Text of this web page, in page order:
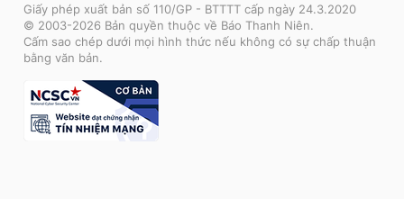
Giấy phép xuất bản số 110/GP - BTTTT cấp ngày 24.3.2020
© 2003-2026 Bản quyền thuộc về Báo Thanh Niên.
Cấm sao chép dưới mọi hình thức nếu không có sự chấp thuận
bằng văn bản.